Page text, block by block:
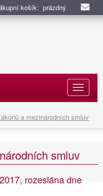
košík: prázdný
a mezinárodních smluv
smluv
rozeslána dne